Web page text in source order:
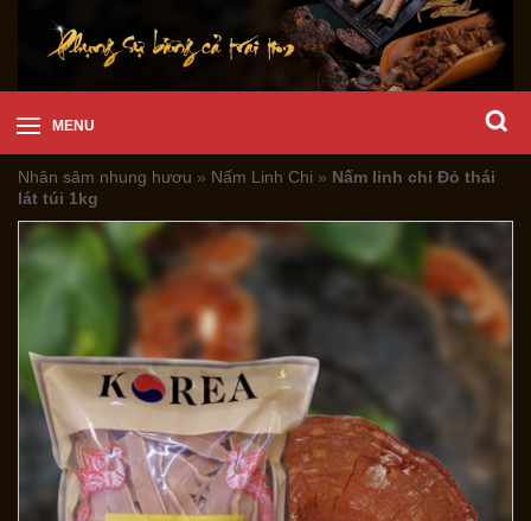
MENU
Nhân sâm nhung hươu » Nấm Linh Chi » Nấm linh chi Đỏ thái
lát túi 1kg